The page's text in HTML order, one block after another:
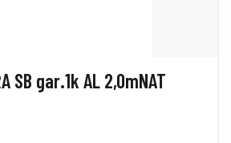
SB gar.1k AL 2,0mNAT